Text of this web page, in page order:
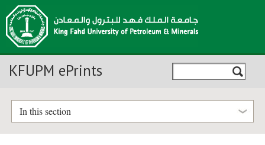
KFUPM ePrints
In this section